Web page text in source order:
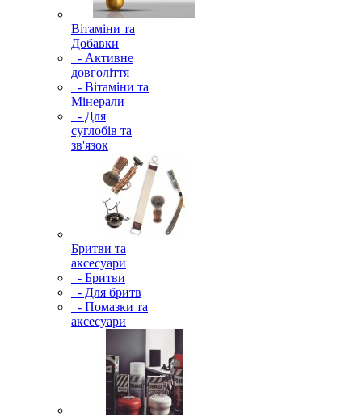
Вітаміни та
Добавки
- Активне
довголіття
- Вітаміни та
Мінерали
- Для
суглобів та
зв'язок
Бритви та
аксесуари
- Бритви
- Для бритв
- Помазки та
аксесуари